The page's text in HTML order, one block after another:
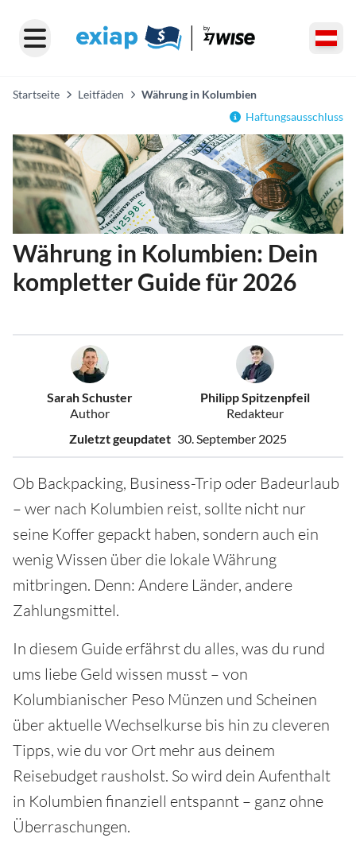
Startseite Leitfäden
Währung in Kolumbien
Haftungsausschluss
Währung in Kolumbien: Dein
kompletter Guide für 2026
Sarah Schuster
Author
Philipp Spitzenpfeil
Redakteur
Zuletzt geupdatet 30. September 2025
Ob Backpacking, Business-Trip oder Badeurlaub
– wer nach Kolumbien reist, sollte nicht nur
seine Koffer gepackt haben, sondern auch ein
wenig Wissen über die lokale Währung
mitbringen. Denn: Andere Länder, andere
Zahlungsmittel.
In diesem Guide erfährst du alles, was du rund
ums liebe Geld wissen musst – von
Kolumbianischer Peso Münzen und Scheinen
über aktuelle Wechselkurse bis hin zu cleveren
Tipps, wie du vor Ort mehr aus deinem
Reisebudget rausholst. So wird dein Aufenthalt
in Kolumbien finanziell entspannt – ganz ohne
Überraschungen.